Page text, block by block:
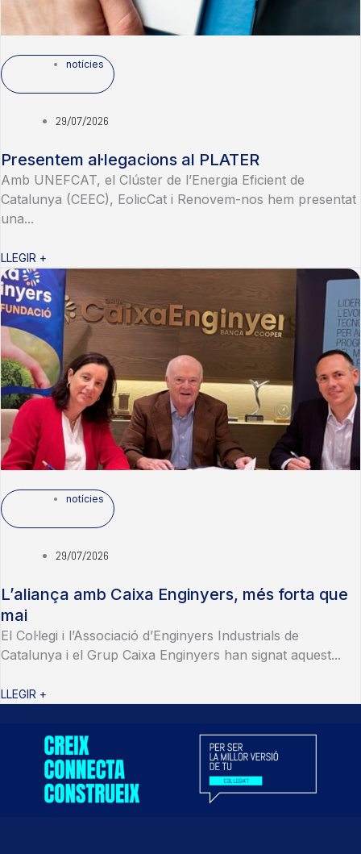
notícies
29/07/2026
Presentem al·legacions al PLATER
Amb UNEFCAT, el Clúster de l’Energia Eficient de
Catalunya (CEEC), EolicCat i Renovem-nos hem presentat
una...
LLEGIR +
notícies
29/07/2026
L’aliança amb Caixa Enginyers, més forta que
mai
El Col·legi i l’Associació d’Enginyers Industrials de
Catalunya i el Grup Caixa Enginyers han signat aquest...
LLEGIR +